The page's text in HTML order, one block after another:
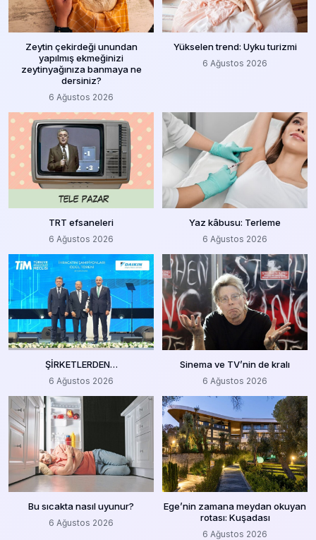
Zeytin çekirdeği unundan
yapılmış ekmeğinizi
zeytinyağınıza banmaya ne
dersiniz?
6 Ağustos 2026
Yükselen trend: Uyku turizmi
6 Ağustos 2026
TRT efsaneleri
6 Ağustos 2026
Yaz kâbusu: Terleme
6 Ağustos 2026
ŞİRKETLERDEN…
6 Ağustos 2026
Sinema ve TV’nin de kralı
6 Ağustos 2026
Bu sıcakta nasıl uyunur?
6 Ağustos 2026
Ege’nin zamana meydan okuyan
rotası: Kuşadası
6 Ağustos 2026